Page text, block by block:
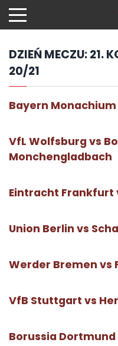
hdo
treści
DZIEŃ MECZU:21.
20/21
Bayern
VfL Wolfsburg vs
Monchengladbach
Eintracht Frankfurt
Union Berlin vs
Werder Bremen vs
VfB Stuttgart vs
Borussia